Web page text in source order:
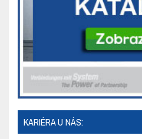
KARIÉRA U NÁS: